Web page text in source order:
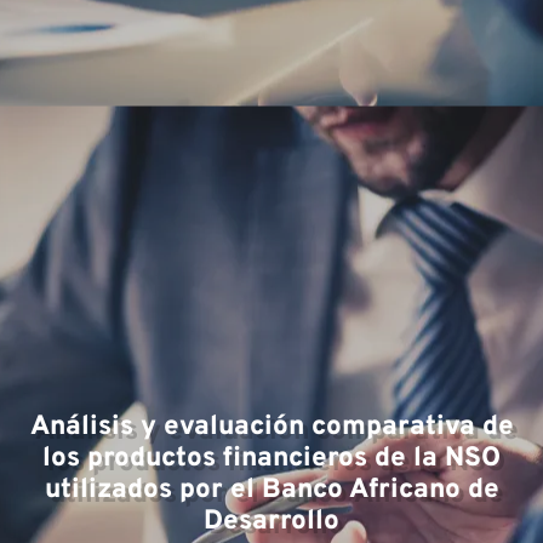
Análisis y evaluación comparativa de
los productos financieros de la NSO
utilizados por el Banco Africano de
Desarrollo